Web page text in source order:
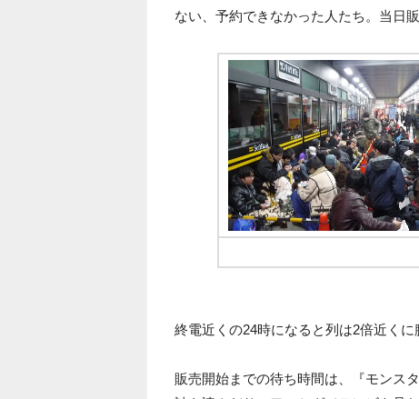
ない、予約できなかった人たち。当日
終電近くの24時になると列は2倍近くに
販売開始までの待ち時間は、『モンス